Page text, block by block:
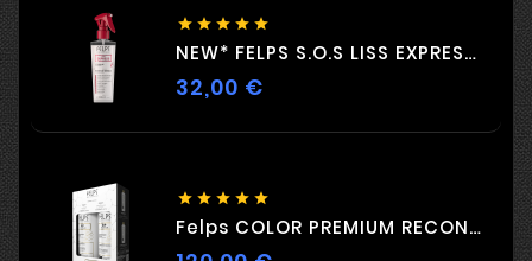
    
NEW* FELPS S.O.S LISS EXPRESS 230ML
32,00 €Цена
    
Felps COLOR PREMIUM RECONSTRUCTION DUO 2 X 500ml